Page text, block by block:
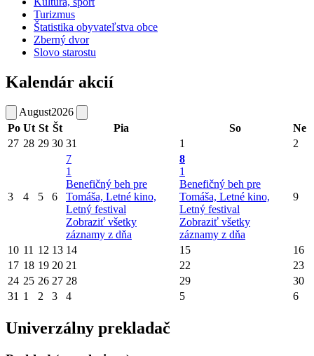
Turizmus
Štatistika obyvateľstva obce
Zberný dvor
Slovo starostu
Kalendár akcií
August2026
Po Ut St Št Pia So
Ne
27 28 29 30 31 1 2
3 4 5 6
7
1
Benefičný beh pre
Tomáša, Letné kino,
Letný festival
Zobraziť všetky
záznamy z dňa
8
1
Benefičný beh pre
Tomáša, Letné kino,
Letný festival
Zobraziť všetky
záznamy z dňa
9
10 11 12 13 14 15
16
17 18 19 20 21 22
23
24 25 26 27 28 29
30
31 1 2 3 4 5 6
Univerzálny prekladač